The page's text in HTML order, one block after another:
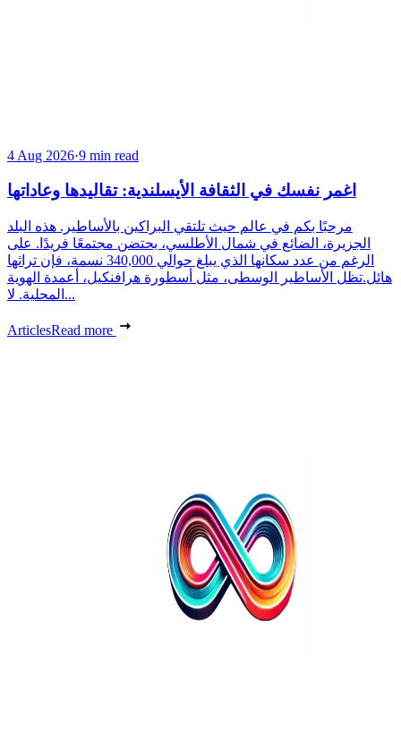
4 Aug 2026·9 min read
اغمر نفسك في الثقافة الأيسلندية: تقاليدها وعاداتها
مرحبًا بكم في عالم حيث تلتقي البراكين بالأساطير. هذه البلد
الجزيرة، الضائع في شمال الأطلسي، يحتضن مجتمعًا فريدًا. على
الرغم من عدد سكانها الذي يبلغ حوالي 340,000 نسمة، فإن تراثها
هائل.تظل الأساطير الوسطى، مثل أسطورة هرافنكيل، أعمدة الهوية
المحلية. لا...
ArticlesRead more